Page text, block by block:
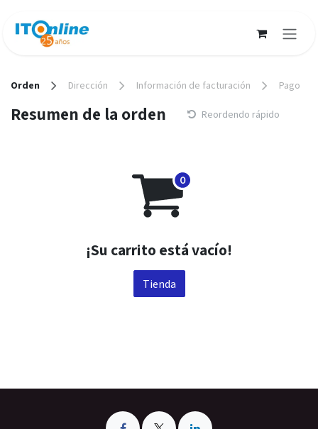
Orden Dirección Información de facturación Pago
Resumen de la orden Reordendo rápido
¡Su carrito está vacío!
Tienda